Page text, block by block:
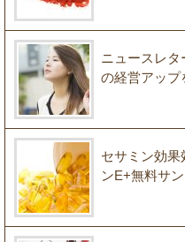
ニュースレ
の経営アップ
セサミン効果
ンE+無料サ